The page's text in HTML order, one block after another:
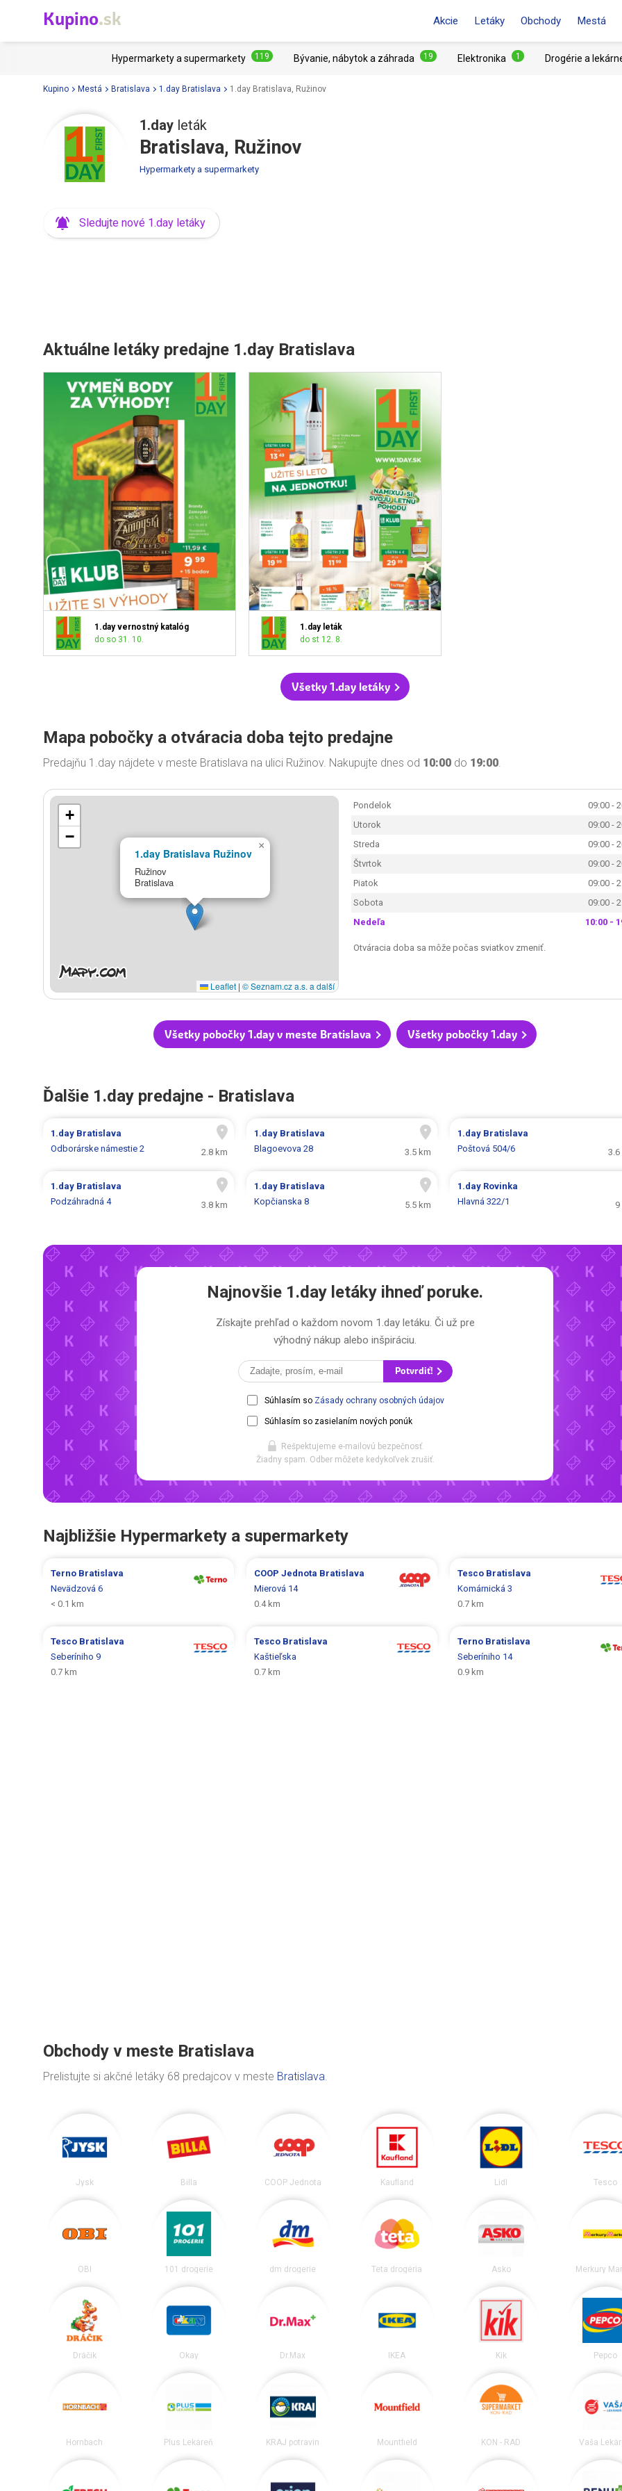
Kupino.sk Akcie Letáky Obchody Mestá
Hypermarkety a supermarkety 119 Bývanie, nábytok a záhrada 19 Elektronika 1 Drogérie a
Kupino Mestá Bratislava 1.day Bratislava 1.day Bratislava, Ružinov
1.day leták
Bratislava, Ružinov
Hypermarkety a supermarkety
Sledujte nové 1.day letáky
Aktuálne letáky predajne 1.day Bratislava
1.day vernostný katalóg
do so 31. 10.
1.day leták
do st 12. 8.
Všetky 1.day letáky
Mapa pobočky a otváracia doba tejto predajne
Predajňu 1.day nájdete v meste Bratislava na ulici Ružinov. Nakupujte dnes od 10:00 do 19:00.
1.day Bratislava Ružinov
Ružinov
Bratislava
×
+
−
Leaflet | © Seznam.cz a.s. a další
Pondelok
09:00 -
Utorok
09:00 -
Streda
09:00 -
Štvrtok
09:00 -
Piatok
09:00 -
Sobota
09:00 -
Nedeľa
10:00 -
Otváracia doba sa môže počas sviatkov zmeniť.
Všetky pobočky 1.day v meste Bratislava Všetky pobočky 1.day
Ďalšie 1.day predajne - Bratislava
1.day Bratislava
Odborárske námestie 2
2.8 km
1.day Bratislava
Blagoevova 28
3.5 km
1.day Bratislava
Poštová 504/6
3.6
1.day Bratislava
Podzáhradná 4
3.8 km
1.day Bratislava
Kopčianska 8
5.5 km
1.day Rovinka
Hlavná 322/1
9
Najnovšie 1.day letáky ihneď poruke.
Získajte prehľad o každom novom 1.day letáku. Či už pre
výhodný nákup alebo inšpiráciu.
Potvrdiť!
Súhlasím so Zásady ochrany osobných údajov
Súhlasím so zasielaním nových ponúk
Rešpektujeme e-mailovú bezpečnosť.
Žiadny spam. Odber môžete kedykoľvek zrušiť.
Najbližšie Hypermarkety a supermarkety
Terno Bratislava
Nevädzová 6
< 0.1 km
COOP Jednota Bratislava
Mierová 14
0.4 km
Tesco Bratislava
Komárnická 3
0.7 km
Tesco Bratislava
Seberíniho 9
0.7 km
Tesco Bratislava
Kaštieľska
0.7 km
Terno Bratislava
Seberíniho 14
0.9 km
Obchody v meste Bratislava
Prelistujte si akčné letáky 68 predajcov v meste Bratislava
Jysk Billa COOP Jednota Kaufland Lidl Tesco
OBI 101 drogerie dm drogerie Teta drogéria Asko Merkury
Dráčik Okay Dr.Max IKEA Kik Pepco
Hornbach Plus Lekáreň KRAJ potravín Mountfield KON - RAD Vaša